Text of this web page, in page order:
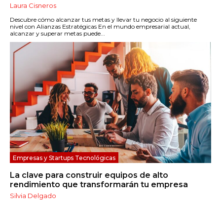
Laura Cisneros
Descubre cómo alcanzar tus metas y llevar tu negocio al siguiente
nivel con Alianzas Estratégicas En el mundo empresarial actual,
alcanzar y superar metas puede...
Empresas y Startups Tecnológicas
La clave para construir equipos de alto
rendimiento que transformarán tu empresa
Silvia Delgado